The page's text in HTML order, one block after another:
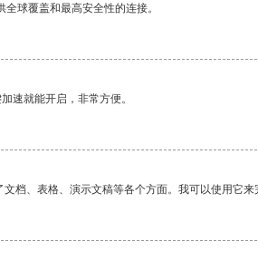
球覆盖和最高安全性的连接。
速就能开启，非常方便。
档、表格、演示文稿等各个方面。我可以使用它来